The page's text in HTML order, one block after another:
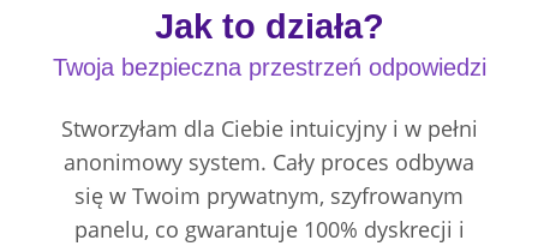
Jak to działa?
Twoja bezpieczna przestrzeń odpowiedzi
Stworzyłam dla Ciebie intuicyjny i w pełni
anonimowy system. Cały proces odbywa
się w Twoim prywatnym, szyfrowanym
panelu, co gwarantuje 100% dyskrecji i